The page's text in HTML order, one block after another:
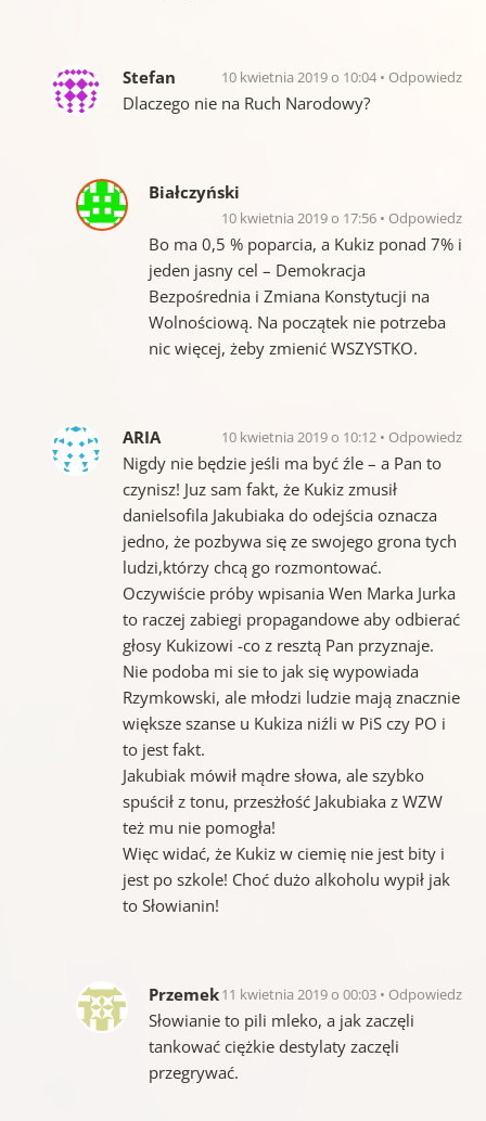
Stefan 10 kwietnia 2019 o 10:04 Odpowiedz
Dlaczego nie na Ruch Narodowy?
Białczyński
10 kwietnia 2019 o 17:56 Odpowiedz
Bo ma 0,5 % poparcia, a Kukiz ponad 7% i
jeden jasny cel – Demokracja
Bezpośrednia i Zmiana Konstytucji na
Wolnościową. Na początek nie potrzeba
nic więcej, żeby zmienić WSZYSTKO.
ARIA 10 kwietnia 2019 o 10:12 Odpowiedz
Nigdy nie będzie jeśli ma być źle – a Pan to
czynisz! Juz sam fakt, że Kukiz zmusił
danielsofila Jakubiaka do odejścia oznacza
jedno, że pozbywa się ze swojego grona tych
ludzi,którzy chcą go rozmontować.
Oczywiście próby wpisania Wen Marka Jurka
to raczej zabiegi propagandowe aby odbierać
głosy Kukizowi -co z resztą Pan przyznaje.
Nie podoba mi sie to jak się wypowiada
Rzymkowski, ale młodzi ludzie mają znacznie
większe szanse u Kukiza niźli w PiS czy PO i
to jest fakt.
Jakubiak mówił mądre słowa, ale szybko
spuścił z tonu, przesżłość Jakubiaka z WZW
też mu nie pomogła!
Więc widać, że Kukiz w ciemię nie jest bity i
jest po szkole! Choć dużo alkoholu wypił jak
to Słowianin!
Przemek11 kwietnia 2019 o 00:03 Odpowiedz
Słowianie to pili mleko, a jak zaczęli
tankować ciężkie destylaty zaczęli
przegrywać.